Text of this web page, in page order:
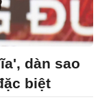
dàn sao
biệt